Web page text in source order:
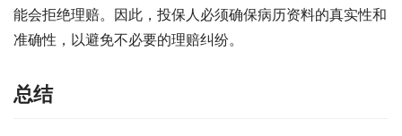
能会拒绝理赔。因此，投保人必须确保病历资料的真实性和
准确性，以避免不必要的理赔纠纷。
总结